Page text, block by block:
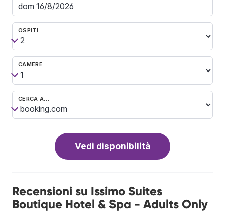
OSPITI
CAMERE
CERCA A…
Vedi disponibilità
Recensioni su Issimo Suites
Boutique Hotel & Spa - Adults Only